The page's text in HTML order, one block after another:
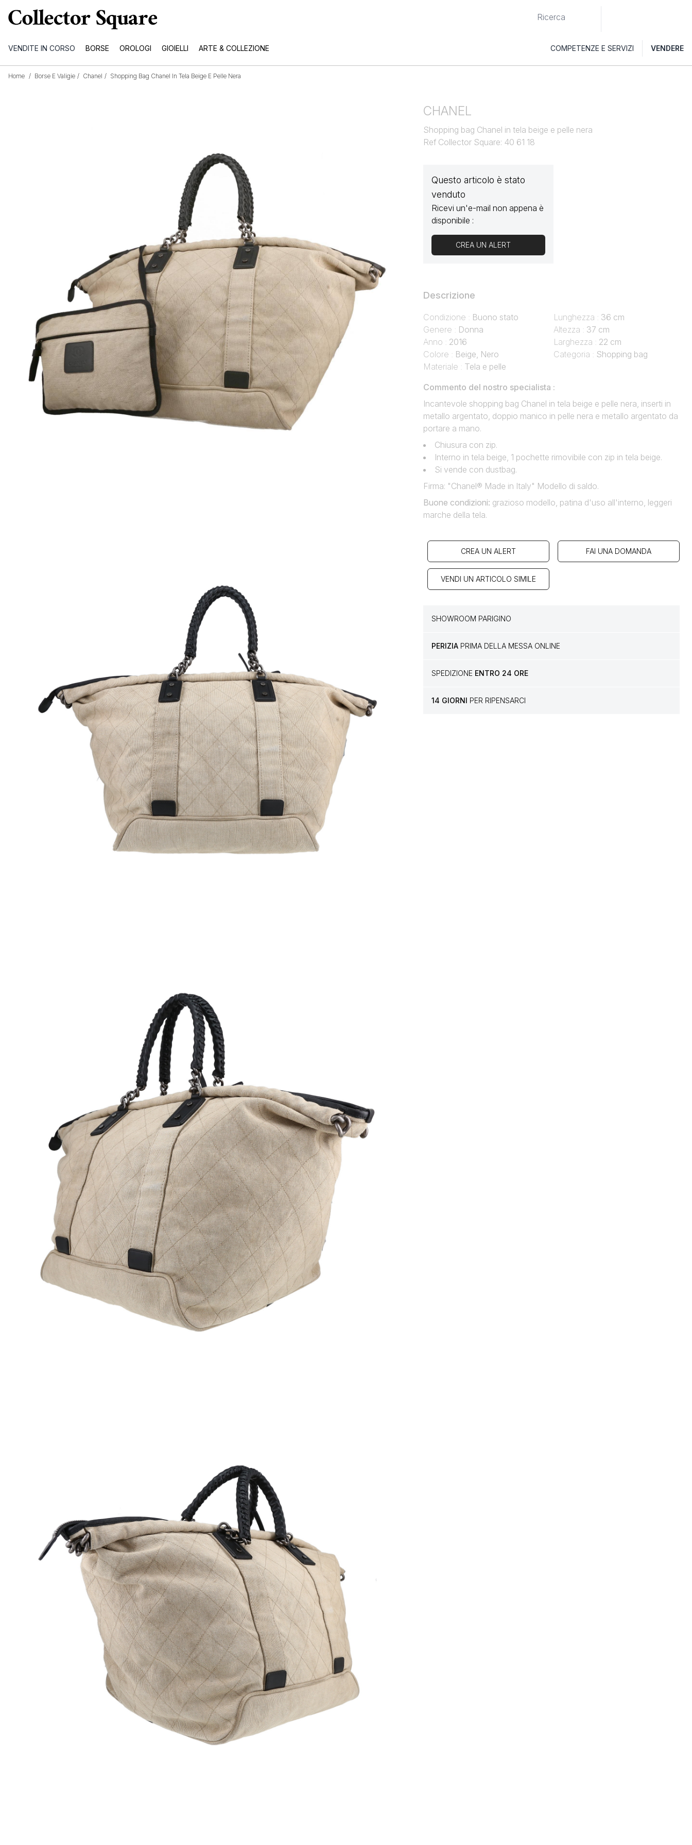
VENDITE IN CORSO BORSE OROLOGI GIOIELLI ARTE & COLLEZIONE COMPETENZE E SERVIZI VENDERE
Home / Borse E Valigie / Chanel / Shopping Bag Chanel In Tela Beige E Pelle Nera
CHANEL
Shopping bag Chanel in tela beige e pelle nera
Ref Collector Square: 40 61 18
Questo articolo è stato
venduto
Ricevi un'e-mail non appena è
disponibile :
CREA UN ALERT
Descrizione
Condizione : Buono stato
Genere : Donna
Anno : 2016
Colore : Beige, Nero
Materiale : Tela e pelle
Lunghezza : 36 cm
Altezza : 37 cm
Larghezza : 22 cm
Categoria : Shopping bag
Commento del nostro specialista :
Incantevole shopping bag Chanel in tela beige e pelle nera, inserti in
metallo argentato, doppio manico in pelle nera e metallo argentato da
portare a mano.
Chiusura con zip.
Interno in tela beige, 1 pochette rimovibile con zip in tela beige.
Si vende con dustbag.
Firma: "Chanel® Made in Italy" Modello di saldo.
Buone condizioni: grazioso modello, patina d'uso all'interno, leggeri
marche della tela.
CREA UN ALERT FAI UNA DOMANDA
VENDI UN ARTICOLO SIMILE
SHOWROOM PARIGINO
PERIZIA PRIMA DELLA MESSA ONLINE
SPEDIZIONE ENTRO 24 ORE
14 GIORNI PER RIPENSARCI